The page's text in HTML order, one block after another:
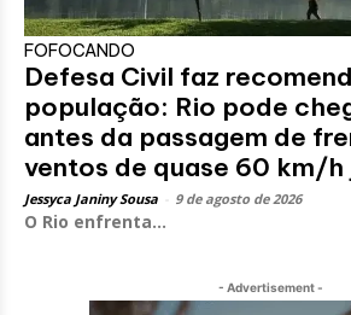
FOFOCANDO
Defesa Civil faz
população: Rio pode
antes da passagem de
ventos de quase 60 km/h
Jessyca Janiny Sousa 9 de agosto de 2026
O Rio enfrenta...
- Advertisement -